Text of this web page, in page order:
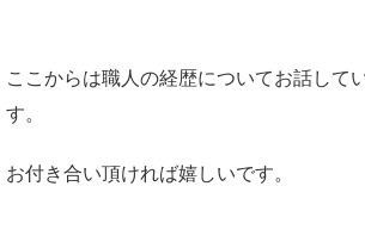
ここからは職人の経歴についてお話して
す。
お付き合い頂ければ嬉しいです。